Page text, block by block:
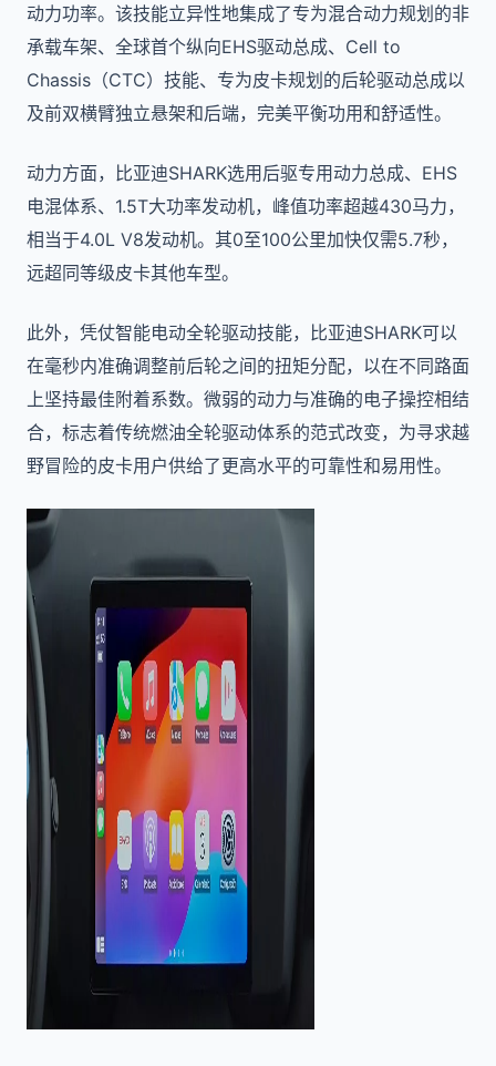
动力功率。该技能立异性地集成了专为混合动力规划的非
承载车架、全球首个纵向EHS驱动总成、Cell to
Chassis（CTC）技能、专为皮卡规划的后轮驱动总成以
及前双横臂独立悬架和后端，完美平衡功用和舒适性。
动力方面，比亚迪SHARK选用后驱专用动力总成、EHS
电混体系、1.5T大功率发动机，峰值功率超越430马力，
相当于4.0L V8发动机。其0至100公里加快仅需5.7秒，
远超同等级皮卡其他车型。
此外，凭仗智能电动全轮驱动技能，比亚迪SHARK可以
在毫秒内准确调整前后轮之间的扭矩分配，以在不同路面
上坚持最佳附着系数。微弱的动力与准确的电子操控相结
合，标志着传统燃油全轮驱动体系的范式改变，为寻求越
野冒险的皮卡用户供给了更高水平的可靠性和易用性。